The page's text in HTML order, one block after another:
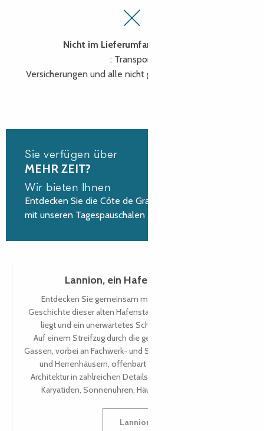
Nicht im Lieferumfang enthalten
: Transport
Versicherungen und alle nicht genannten Leistungen
Sie verfügen über
MEHR ZEIT?
Wir bieten Ihnen
Entdecken Sie die Côte de Granit Rose ausführlich
mit unseren Tagespauschalen
Lannion, ein Hafen am Léguer
Entdecken Sie gemeinsam mit Ihrem Reiseleiter die
Geschichte dieser alten Hafenstadt, die tief in der Mündung
liegt und ein unerwartetes Schicksal genommen hat.
Auf einem Streifzug durch die gepflasterten Straßen und
Gassen, vorbei an Fachwerk- und Schieferhäusern, Stadtvillen
und Herrenhäusern, offenbart sich der Reichtum ihrer
Architektur in zahlreichen Details: geschnitzte Dachstühle,
Karyatiden, Sonnenuhren, Häuser mit Wachtürmen…
Lannion